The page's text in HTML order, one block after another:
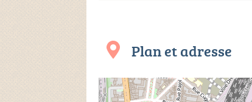
Plan et adresse